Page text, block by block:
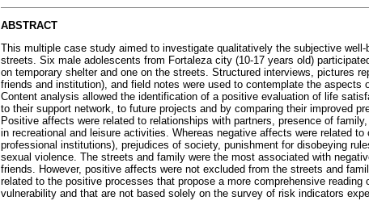
ABSTRACT
This multiple case study aimed to investigate qualitatively the subjective
streets. Six male adolescents from Fortaleza city (10-17 years old)
on temporary shelter and one on the streets. Structured interviews, pictures
friends and institution), and field notes were used to contemplate the
Content analysis allowed the identification of a positive evaluation of life
to their support network, to future projects and by comparing their improved
Positive affects were related to relationships with partners, presence of
in recreational and leisure activities. Whereas negative affects were related
professional institutions), prejudices of society, punishment for disobeying
sexual violence. The streets and family were the most associated with
friends. However, positive affects were not excluded from the streets and
related to the positive processes that propose a more comprehensive
vulnerability and that are not based solely on the survey of risk indicators